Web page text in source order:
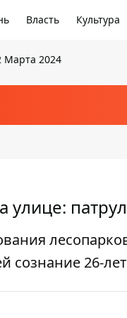
Власть Культура
Марта 2024
улице:
сознание 26-